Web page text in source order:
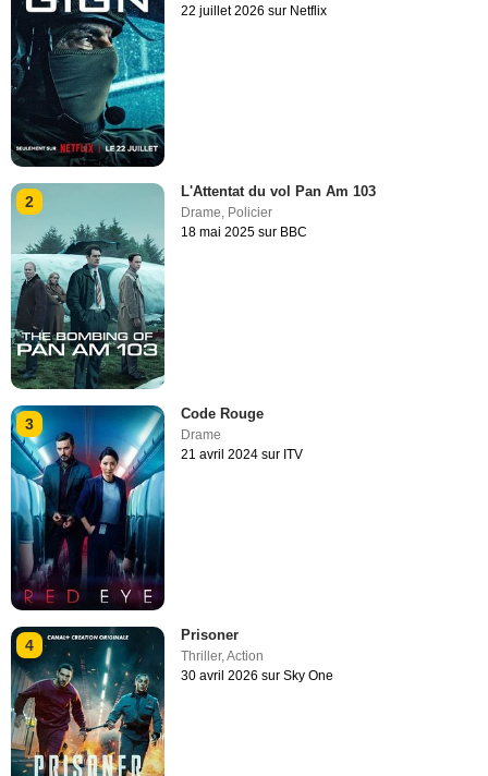
22 juillet 2026 sur Netflix
2
L'Attentat du vol Pan Am 103
Drame, Policier
18 mai 2025 sur BBC
3
Code Rouge
Drame
21 avril 2024 sur ITV
4
Prisoner
Thriller,Action
30 avril 2026 sur Sky One